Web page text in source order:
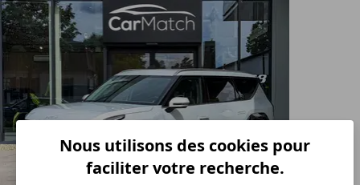
Nous utilisons des cookies pour
faciliter votre recherche.